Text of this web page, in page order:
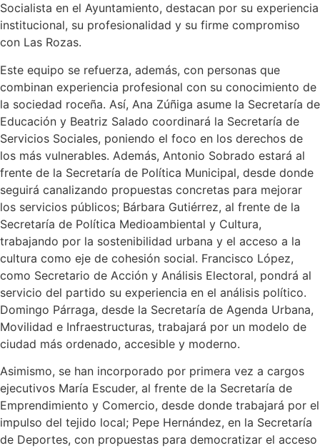
Socialista en el Ayuntamiento, destacan por su experiencia
institucional, su profesionalidad y su firme compromiso
con Las Rozas.
Este equipo se refuerza, además, con personas que
combinan experiencia profesional con su conocimiento de
la sociedad roceña. Así, Ana Zúñiga asume la Secretaría de
Educación y Beatriz Salado coordinará la Secretaría de
Servicios Sociales, poniendo el foco en los derechos de
los más vulnerables. Además, Antonio Sobrado estará al
frente de la Secretaría de Política Municipal, desde donde
seguirá canalizando propuestas concretas para mejorar
los servicios públicos; Bárbara Gutiérrez, al frente de la
Secretaría de Política Medioambiental y Cultura,
trabajando por la sostenibilidad urbana y el acceso a la
cultura como eje de cohesión social. Francisco López,
como Secretario de Acción y Análisis Electoral, pondrá al
servicio del partido su experiencia en el análisis político.
Domingo Párraga, desde la Secretaría de Agenda Urbana,
Movilidad e Infraestructuras, trabajará por un modelo de
ciudad más ordenado, accesible y moderno.
Asimismo, se han incorporado por primera vez a cargos
ejecutivos María Escuder, al frente de la Secretaría de
Emprendimiento y Comercio, desde donde trabajará por el
impulso del tejido local; Pepe Hernández, en la Secretaría
de Deportes, con propuestas para democratizar el acceso